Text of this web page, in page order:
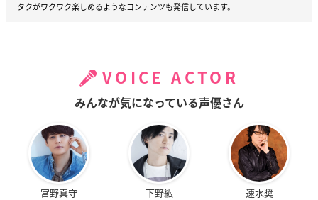
タクがワクワク楽しめるようなコンテンツも発信しています。
VOICE ACTOR
みんなが気になっている声優さん
宮野真守 下野紘 速水奨